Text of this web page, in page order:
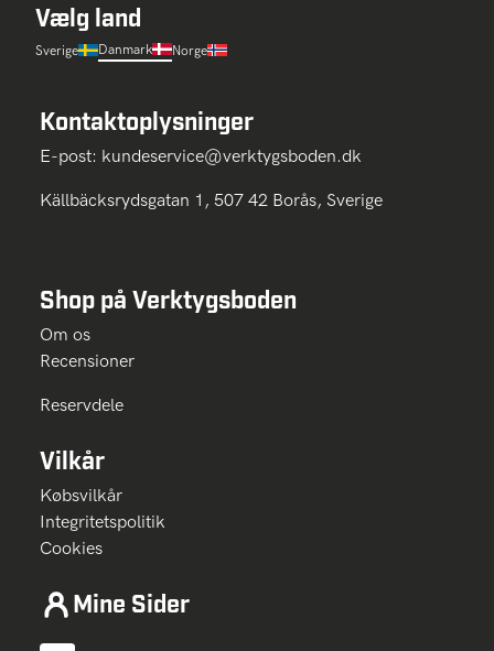
Vælg land
Sverige Danmark Norge
Kontaktoplysninger
E-post: kundeservice@verktygsboden.dk
Källbäcksrydsgatan 1, 507 42 Borås, Sverige
Shop på Verktygsboden
Om os
Recensioner
Reservdele
Vilkår
Købsvilkår
Integritetspolitik
Cookies
Mine Sider